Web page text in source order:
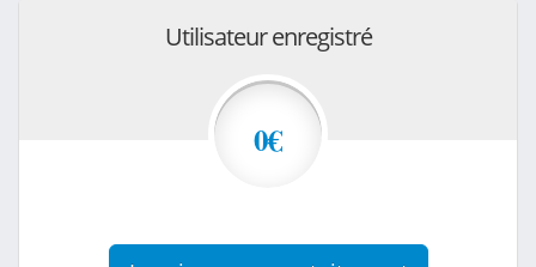
Utilisateur enregistré
0€